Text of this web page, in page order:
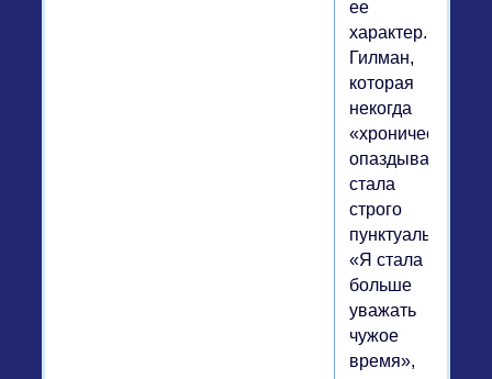
ее
характер.
Гилман,
которая
некогда
«хронически
опаздывала»,
стала
строго
пунктуальной.
«Я стала
больше
уважать
чужое
время»,